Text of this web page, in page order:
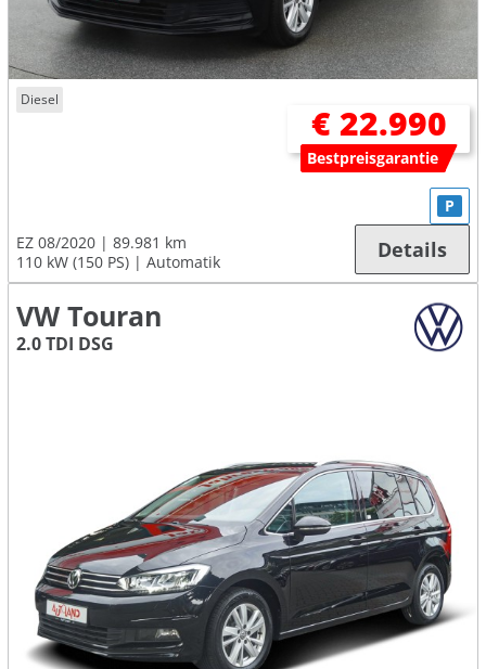
Diesel
€ 22.990
Bestpreisgarantie
EZ 08/2020
89.981 km
110 kW (150 PS)
Automatik
P
Details
VW Touran
2.0 TDI DSG